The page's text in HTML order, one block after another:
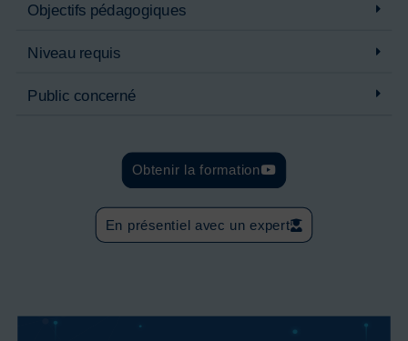
Objectifs pédagogiques
Niveau requis
Public concerné
Obtenir la formation
En présentiel avec un expert